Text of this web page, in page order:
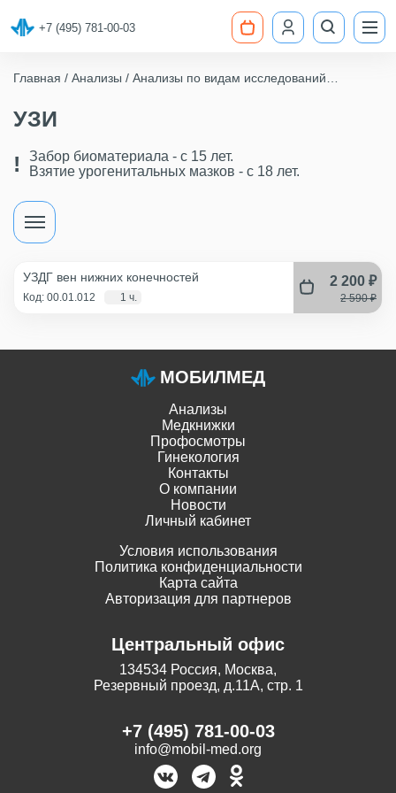
+7 (495) 781-00-03
Главная Анализы
Анализы по видам исследований
УЗИ
Забор биоматериала - c 15 лет.
Взятие урогенитальных мазков - с 18 лет.
УЗДГ вен нижних конечностей
Код: 00.01.012 1 ч.
2 200 ₽
2 590 ₽
МОБИЛМЕД
Анализы
Медкнижки
Профосмотры
Гинекология
Контакты
О компании
Новости
Личный кабинет
Условия использования
Политика конфиденциальности
Карта сайта
Авторизация для партнеров
Центральный офис
134534 Россия, Москва,
Резервный проезд, д.11А, стр. 1
+7 (495) 781-00-03
info@mobil-med.org